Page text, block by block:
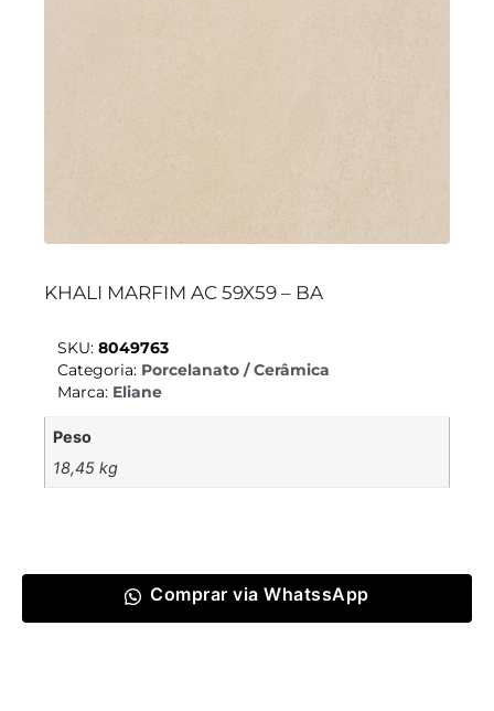
KHALI MARFIM AC 59X59 – BA
SKU: 8049763
Categoria: Porcelanato / Cerâmica
Marca: Eliane
Peso
18,45 kg
Comprar via WhatssApp